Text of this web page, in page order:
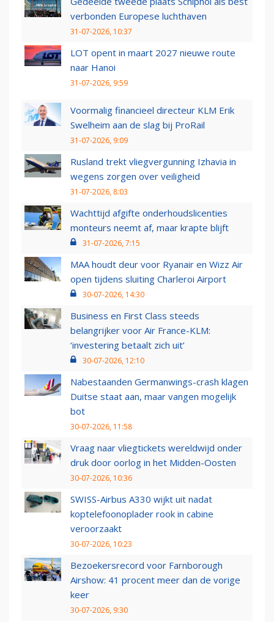
verbonden Europese luchthaven
31-07-2026, 10:37
LOT opent in maart 2027 nieuwe route
naar Hanoi
31-07-2026, 9:59
Voormalig financieel directeur KLM Erik
Swelheim aan de slag bij ProRail
31-07-2026, 9:09
Rusland trekt vliegvergunning Izhavia in
wegens zorgen over veiligheid
31-07-2026, 8:03
Wachttijd afgifte onderhoudslicenties
monteurs neemt af, maar krapte blijft
31-07-2026, 7:15
MAA houdt deur voor Ryanair en Wizz Air
open tijdens sluiting Charleroi Airport
30-07-2026, 14:30
Business en First Class steeds
belangrijker voor Air France-KLM:
‘investering betaalt zich uit’
30-07-2026, 12:10
Nabestaanden Germanwings-crash klagen
Duitse staat aan, maar vangen mogelijk
bot
30-07-2026, 11:58
Vraag naar vliegtickets wereldwijd onder
druk door oorlog in het Midden-Oosten
30-07-2026, 10:36
SWISS-Airbus A330 wijkt uit nadat
koptelefoonoplader rook in cabine
veroorzaakt
30-07-2026, 10:23
Bezoekersrecord voor Farnborough
Airshow: 41 procent meer dan de vorige
keer
30-07-2026, 9:30